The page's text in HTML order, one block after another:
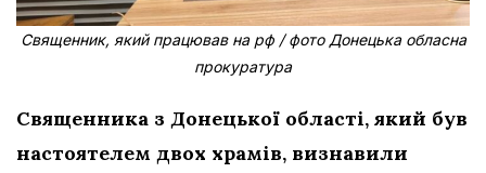
Священник, який працював на рф / фото Донецька обласна
прокуратура
Священника з Донецької області, який був
настоятелем двох храмів, визнавили